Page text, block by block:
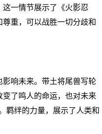
一情节展示了《火影忍
重，可以战胜一切分歧和
响未来。带土将尾兽写轮
了鸣人的命运，也对未来
羁绊的力量，展示了人类和